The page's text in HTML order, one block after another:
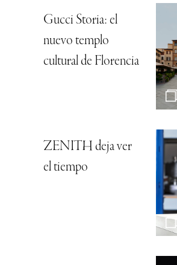
Gucci Storia: el
nuevo templo
cultural de Florencia
ZENITH deja ver
el tiempo